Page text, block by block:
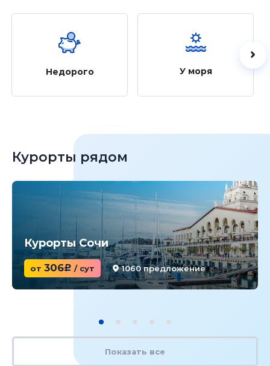
Недорого У моря
Курорты рядом
Курорты Сочи
от 306c / сут 1060 предложение
Показать все